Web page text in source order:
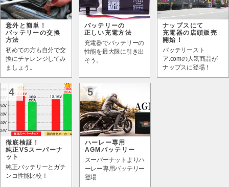
意外と簡単！
バッテリーの交換
方法
初めての方も自分で交
換にチャレンジしてみ
ましょう。
バッテリーの
正しい充電方法
充電器でバッテリーの
性能を最大限に引き出
そう。
ナップスにて
充電器の店頭販売
開始！
バッテリースト
ア.comの人気商品が
ナップスに登場！
4
徹底検証！
純正VSスーパーナ
ット
純正バッテリーとガチ
ンコ性能比較！
5
ハーレー専用
AGMバッテリー
スーパーナットよりハ
ーレー専用バッテリー
登場